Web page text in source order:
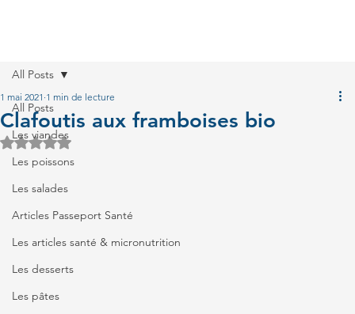
All Posts
Les viandes
Les poissons
Les salades
Articles Passeport Santé
Les articles santé & micronutrition
Les desserts
Les pâtes
All Posts
Clafoutis aux framboises bio
1 mai 2021 1 min de lecture
Noté NaN étoiles sur 5.